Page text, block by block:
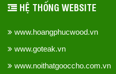
HỆ THỐNG WEBSITE
www.hoangphucwood.vn
www.goteak.vn
www.noithatgooccho.com.vn